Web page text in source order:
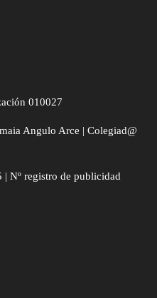
010027
Angulo Arce | Colegiad@
Nº registro de publicidad